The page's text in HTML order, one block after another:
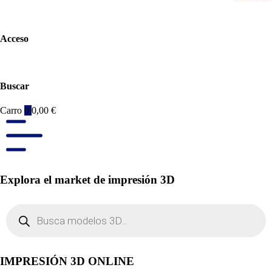
Acceso
Buscar
Carro 0 0,00 €
Explora el market de impresión 3D
productos
IMPRESIÓN 3D ONLINE